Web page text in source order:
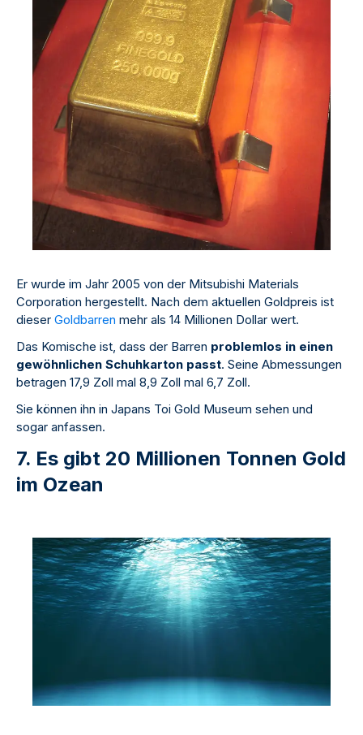
Er wurde im Jahr 2005 von der Mitsubishi Materials
Corporation hergestellt. Nach dem aktuellen Goldpreis ist
dieser Goldbarren mehr als 14 Millionen Dollar wert.
Das Komische ist, dass der Barren problemlos in einen
gewöhnlichen Schuhkarton passt. Seine Abmessungen
betragen 17,9 Zoll mal 8,9 Zoll mal 6,7 Zoll.
Sie können ihn in Japans Toi Gold Museum sehen und
sogar anfassen.
7. Es gibt 20 Millionen Tonnen Gold
im Ozean